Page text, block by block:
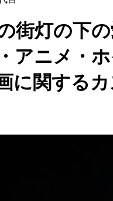
街灯の下
アニメ・
に関する